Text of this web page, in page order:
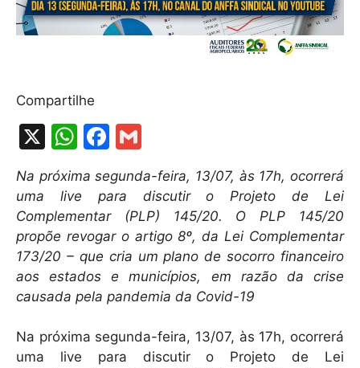
Compartilhe
X
W
at
s
A
p
p
F
c
e
b
o
o
m
ai
l
Na próxima segunda-feira, 13/07, às 17h, ocorrerá
uma live para discutir o Projeto de Lei
Complementar (PLP) 145/20. O PLP 145/20
propõe revogar o artigo 8º, da Lei Complementar
173/20 – que cria um plano de socorro financeiro
aos estados e municípios, em razão da crise
causada pela pandemia da Covid-19
Na próxima segunda-feira, 13/07, às 17h, ocorrerá
uma live para discutir o Projeto de Lei